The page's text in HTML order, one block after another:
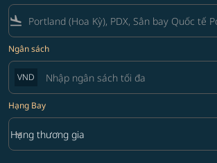
flight_land
Ngân sách
VND
Hạng Bay
Hạng Bay option Hạng thương gia Selected
Hạng thương gia
keyboard_arrow_down